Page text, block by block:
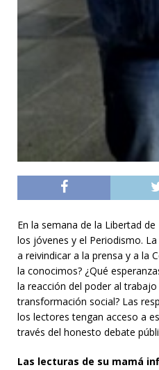
En la semana de la Libertad
los jóvenes y el Periodismo.
a reivindicar a la prensa y a la
la conocimos? ¿Qué
la reacción del poder al
transformación social? Las
los lectores tengan acceso a
través del honesto debate
Las lecturas de su mamá